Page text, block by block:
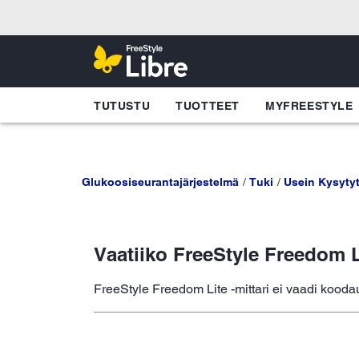
TUTUSTU TUOTTEET MYFREESTYLE
Glukoosiseurantajärjestelmä Tuki Usein
Vaatiiko FreeStyle
FreeStyle Freedom Lite -mittari ei vaadi